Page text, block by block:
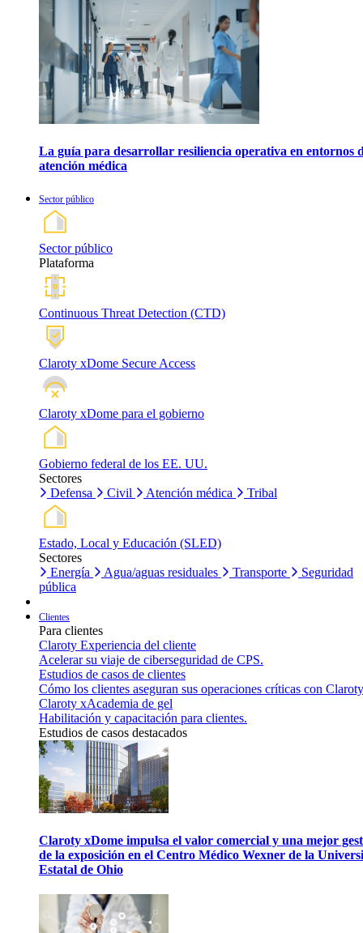
La guía para desarrollar resiliencia operativa en entornos
atención médica
Sector público
Sector público
Plataforma
Continuous Threat Detection (CTD)
Claroty xDome Secure Access
Claroty xDome para el gobierno
Gobierno federal de los EE. UU.
Sectores
Defensa
Civil Atención médica Tribal
Estado, Local y Educación (SLED)
Sectores
Energía
Agua/aguas residuales Transporte
Seguridad
pública
Clientes
Para clientes
Claroty Experiencia del cliente
Acelerar su viaje de ciberseguridad de CPS.
Estudios de casos de clientes
Cómo los clientes aseguran sus operaciones críticas con
Claroty xAcademia de gel
Habilitación y capacitación para clientes.
Estudios de casos destacados
Claroty xDome impulsa el valor comercial y una mejor
de la exposición en el Centro Médico Wexner de la
Estatal de Ohio